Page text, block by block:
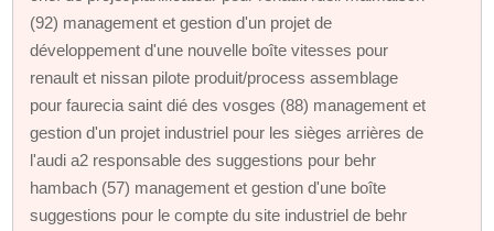
(92) management et gestion d'un projet de
développement d'une nouvelle boîte vitesses pour
renault et nissan pilote produit/process assemblage
pour faurecia saint dié des vosges (88) management et
gestion d'un projet industriel pour les sièges arrières de
l'audi a2 responsable des suggestions pour behr
hambach (57) management et gestion d'une boîte
suggestions pour le compte du site industriel de behr